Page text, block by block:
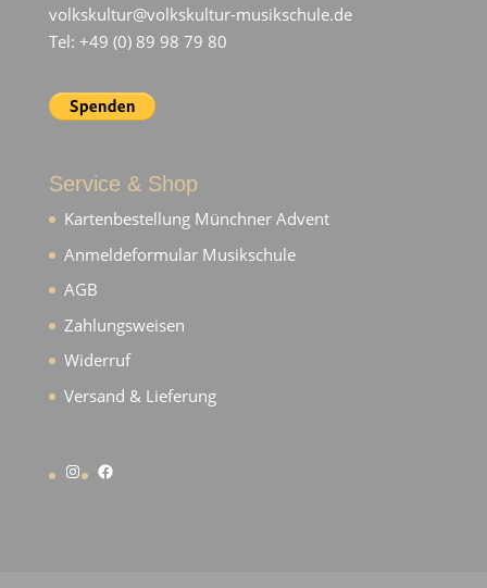
volkskultur@volkskultur-musikschule.de
Tel: +49 (0) 89 98 79 80
Service & Shop
Kartenbestellung Münchner Advent
Anmeldeformular Musikschule
AGB
Zahlungsweisen
Widerruf
Versand & Lieferung
Instagram
Facebook